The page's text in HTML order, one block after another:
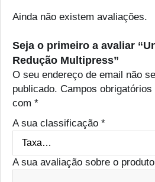
Ainda não existem avaliações.
Seja o primeiro a avaliar
Redução Multipress”
O seu endereço de email não
publicado. Campos obrigatórios
com *
A sua classificação *
A sua avaliação sobre o produto